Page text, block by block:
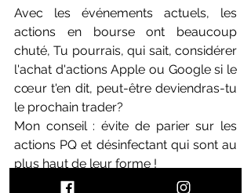
Avec les événements actuels, les
actions en bourse ont beaucoup
chuté, Tu pourrais, qui sait, considérer
l'achat d'actions Apple ou Google si le
cœur t'en dit, peut-être deviendras-tu
le prochain trader?
Mon conseil : évite de parier sur les
actions PQ et désinfectant qui sont au
plus haut de leur forme !